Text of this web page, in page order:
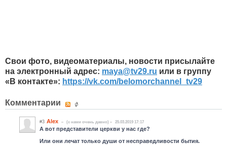
Свои фото, видеоматериалы, новости присылайте
на электронный адрес: maya​@​tv29.ru или в группу
«В контакте»: https://vk.com/belomorchannel_tv29
Комментарии
#3 Alex (c нами очень давно) 25.03.2019 17:17
А вот представители церкви у нас где?
Или они лечат только души от несправедливости бытия.